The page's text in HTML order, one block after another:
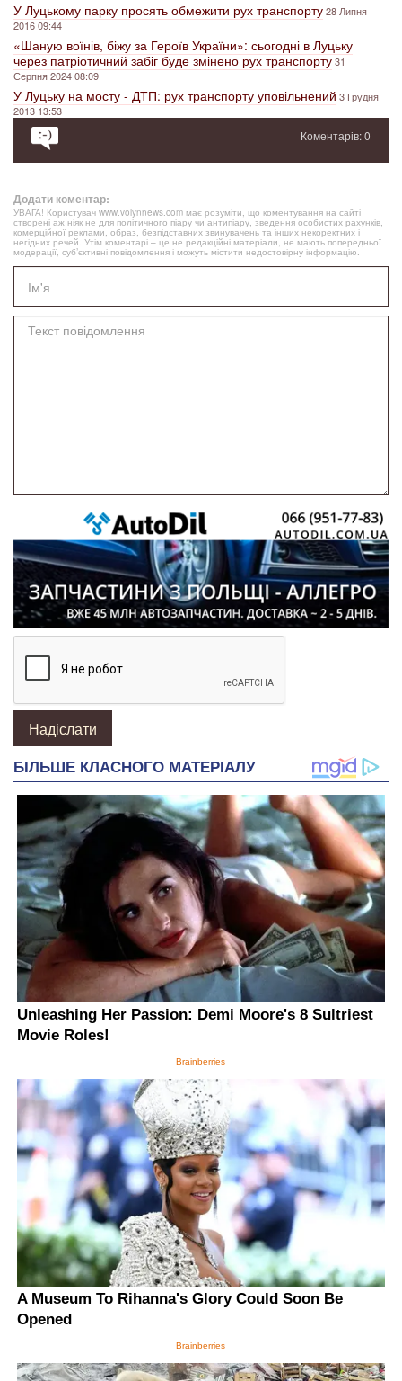
У Луцькому парку просять обмежити рух транспорту28 Липня
2016 09:44
«Шаную воїнів, біжу за Героїв України»: сьогодні в Луцьку
через патріотичний забіг буде змінено рух транспорту31
Серпня 2024 08:09
У Луцьку на мосту - ДТП: рух транспорту уповільнений 3 Грудня
2013 13:53
Коментарів: 0
Додати коментар:
УВАГА! Користувач www.volynnews.com має розуміти, що коментування на сайті
створені аж ніяк не для політичного піару чи антипіару, зведення особистих рахунків,
комерційної реклами, образ, безпідставних звинувачень та інших некоректних і
негідних речей. Утім коментарі – це не редакційні матеріали, не мають попередньої
модерації, суб’єктивні повідомлення і можуть містити недостовірну інформацію.